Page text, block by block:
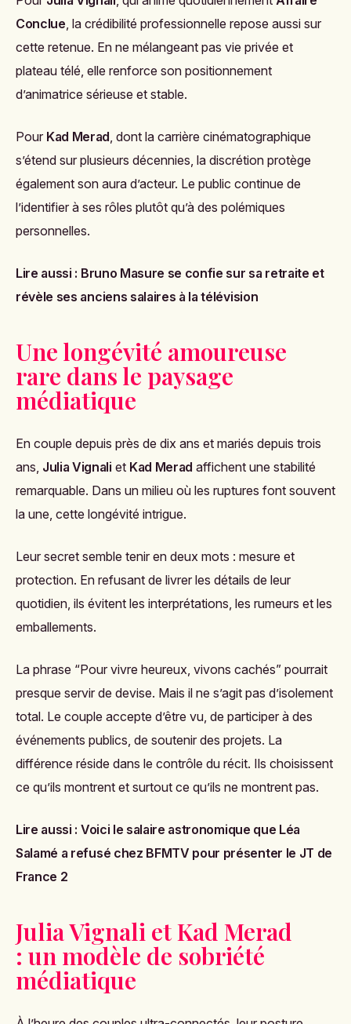
Conclue, la crédibilité professionnelle repose aussi sur
cette retenue. En ne mélangeant pas vie privée et
plateau télé, elle renforce son positionnement
d’animatrice sérieuse et stable.
Pour Kad Merad, dont la carrière cinématographique
s’étend sur plusieurs décennies, la discrétion protège
également son aura d’acteur. Le public continue de
l’identifier à ses rôles plutôt qu’à des polémiques
personnelles.
Lire aussi : Bruno Masure se confie sur sa retraite et
révèle ses anciens salaires à la télévision
Une longévité amoureuse
rare dans le paysage
médiatique
En couple depuis près de dix ans et mariés depuis trois
ans, Julia Vignali et Kad Merad affichent une stabilité
remarquable. Dans un milieu où les ruptures font souvent
la une, cette longévité intrigue.
Leur secret semble tenir en deux mots : mesure et
protection. En refusant de livrer les détails de leur
quotidien, ils évitent les interprétations, les rumeurs et les
emballements.
La phrase “Pour vivre heureux, vivons cachés” pourrait
presque servir de devise. Mais il ne s’agit pas d’isolement
total. Le couple accepte d’être vu, de participer à des
événements publics, de soutenir des projets. La
différence réside dans le contrôle du récit. Ils choisissent
ce qu’ils montrent et surtout ce qu’ils ne montrent pas.
Lire aussi : Voici le salaire astronomique que Léa
Salamé a refusé chez BFMTV pour présenter le JT de
France 2
Julia Vignali et Kad Merad
: un modèle de sobriété
médiatique